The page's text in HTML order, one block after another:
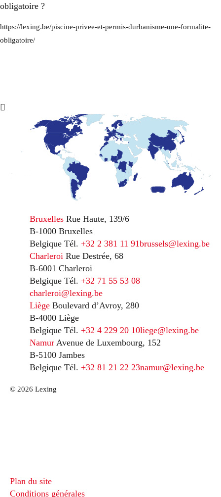
obligatoire ?
https://lexing.be/piscine-privee-et-permis-durbanisme-une-formalite-
obligatoire/
Bruxelles Rue Haute, 139/6
B-1000 Bruxelles
Belgique Tél. +32 2 381 11 91brussels@lexing.be
Charleroi Rue Destrée, 68
B-6001 Charleroi
Belgique Tél. +32 71 55 53 08
charleroi@lexing.be
Liège Boulevard d’Avroy, 280
B-4000 Liège
Belgique Tél. +32 4 229 20 10liege@lexing.be
Namur Avenue de Luxembourg, 152
B-5100 Jambes
Belgique Tél. +32 81 21 22 23namur@lexing.be
© 2026 Lexing
Plan du site
Conditions générales